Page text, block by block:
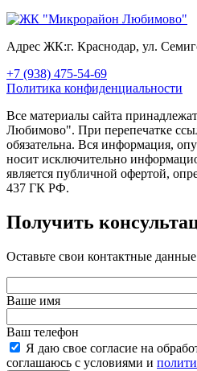
Адрес ЖК:г. Краснодар, ул.
+7 (938) 475-54-69
Политика конфиденциальности
Все материалы сайта
Любимово". При перепечатке
обязательна. Вся информация,
носит исключительно
является публичной офертой,
437 ГК РФ.
Получить
Оставьте свои контактные
Ваше имя
Ваш телефон
Я даю свое согласие на
соглашаюсь с условиями и